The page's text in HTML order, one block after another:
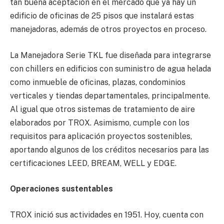
tan buena aceptación en el mercado que ya hay un
edificio de oficinas de 25 pisos que instalará estas
manejadoras, además de otros proyectos en proceso.
La Manejadora Serie TKL fue diseñada para integrarse
con chillers en edificios con suministro de agua helada
como inmueble de oficinas, plazas, condominios
verticales y tiendas departamentales, principalmente.
Al igual que otros sistemas de tratamiento de aire
elaborados por TROX. Asimismo, cumple con los
requisitos para aplicación proyectos sostenibles,
aportando algunos de los créditos necesarios para las
certificaciones LEED, BREAM, WELL y EDGE.
Operaciones sustentables
TROX inició sus actividades en 1951. Hoy, cuenta con